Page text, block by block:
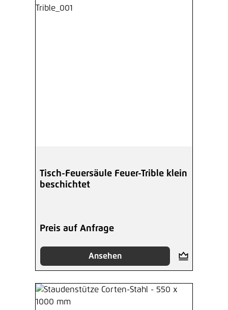
Tisch-Feuersäule Feuer-Trible klein
beschichtet
Preis auf Anfrage
Ansehen